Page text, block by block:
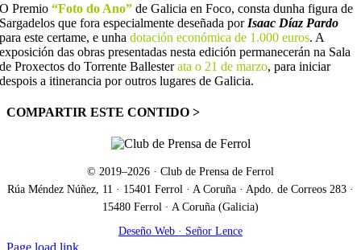
O Premio“Foto do Ano” de Galicia en Foco, consta dunha figura de
Sargadelos que fora especialmente deseñada por Isaac Díaz Pardo
para este certame, e unhadotación económica de 1.000 euros. A
exposición das obras presentadas nesta edición permanecerán na Sala
de Proxectos do Torrente Ballesterata o 21 de marzo, para iniciar
despois a itinerancia por outros lugares de Galicia.
COMPARTIR ESTE CONTIDO >
© 2019–2026 · Club de Prensa de Ferrol
Rúa Méndez Núñez, 11 · 15401 Ferrol · A Coruña · Apdo. de Correos 283 ·
15480 Ferrol · A Coruña (Galicia)
Deseño Web · Señor Lence
Facebook
X
Correo